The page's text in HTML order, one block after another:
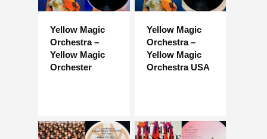
Yellow Magic
Orchestra –
Yellow Magic
Orchester
Yellow Magic
Orchestra –
Yellow Magic
Orchestra USA